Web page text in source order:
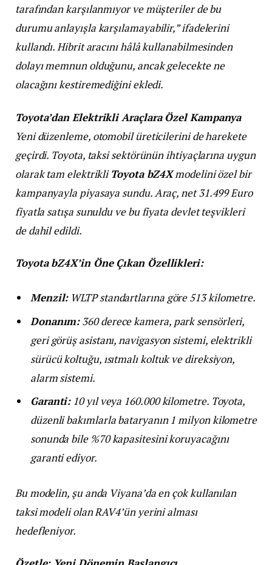
tarafından karşılanmıyor ve müşteriler de bu
durumu anlayışla karşılamayabilir,” ifadelerini
kullandı. Hibrit aracını hâlâ kullanabilmesinden
dolayı memnun olduğunu, ancak gelecekte ne
olacağını kestiremediğini ekledi.
Toyota’dan Elektrikli Araçlara Özel Kampanya
Yeni düzenleme, otomobil üreticilerini de harekete
geçirdi. Toyota, taksi sektörünün ihtiyaçlarına uygun
olarak tam elektrikliToyota bZ4Xmodelini özel bir
kampanyayla piyasaya sundu. Araç, net 31.499 Euro
fiyatla satışa sunuldu ve bu fiyata devlet teşvikleri
de dahil edildi.
Toyota bZ4X’in Öne Çıkan Özellikleri:
Menzil:WLTP standartlarına göre 513 kilometre.
Donanım:360 derece kamera, park sensörleri,
geri görüş asistanı, navigasyon sistemi, elektrikli
sürücü koltuğu, ısıtmalı koltuk ve direksiyon,
alarm sistemi.
Garanti:10 yıl veya 160.000 kilometre. Toyota,
düzenli bakımlarla bataryanın 1 milyon kilometre
sonunda bile %70 kapasitesini koruyacağını
garanti ediyor.
Bu modelin, şu anda Viyana’da en çok kullanılan
taksi modeli olan RAV4’ün yerini alması
hedefleniyor.